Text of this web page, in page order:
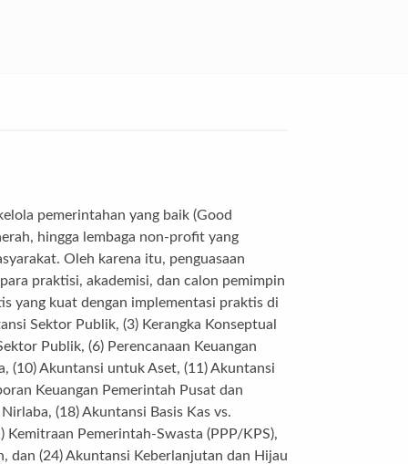
pemerintahan yang baik (Good
hingga lembaga non-profit yang
Oleh karena itu, penguasaan
praktisi, akademisi, dan calon pemimpin
yang kuat dengan implementasi praktis di
Sektor Publik, (3) Kerangka Konseptual
Publik, (6) Perencanaan Keuangan
(10) Akuntansi untuk Aset, (11) Akuntansi
Keuangan Pemerintah Pusat dan
(18) Akuntansi Basis Kas vs.
Kemitraan Pemerintah-Swasta (PPP/KPS),
dan (24) Akuntansi Keberlanjutan dan Hijau